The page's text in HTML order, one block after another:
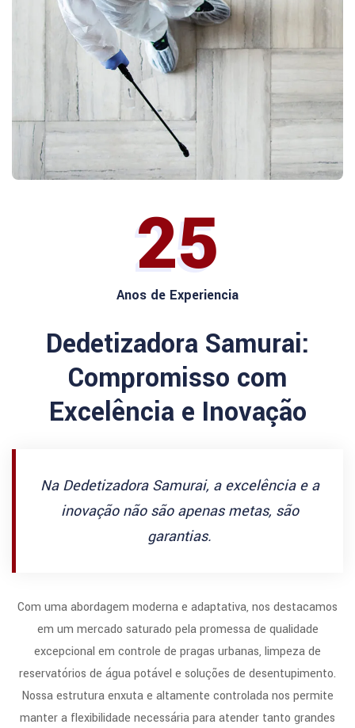
25
Anos de Experiencia
Dedetizadora Samurai:
Compromisso com
Excelência e Inovação
Na Dedetizadora Samurai, a excelência e a
inovação não são apenas metas, são
garantias.
Com uma abordagem moderna e adaptativa, nos destacamos
em um mercado saturado pela promessa de qualidade
excepcional em controle de pragas urbanas, limpeza de
reservatórios de água potável e soluções de desentupimento.
Nossa estrutura enxuta e altamente controlada nos permite
manter a flexibilidade necessária para atender tanto grandes